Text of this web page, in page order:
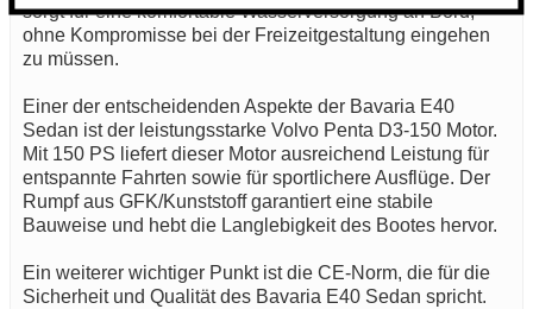
sorgt für eine komfortable Wasserversorgung an Bord,
ohne Kompromisse bei der Freizeitgestaltung eingehen
zu müssen.
Einer der entscheidenden Aspekte der Bavaria E40
Sedan ist der leistungsstarke Volvo Penta D3-150 Motor.
Mit 150 PS liefert dieser Motor ausreichend Leistung für
entspannte Fahrten sowie für sportlichere Ausflüge. Der
Rumpf aus GFK/Kunststoff garantiert eine stabile
Bauweise und hebt die Langlebigkeit des Bootes hervor.
Ein weiterer wichtiger Punkt ist die CE-Norm, die für die
Sicherheit und Qualität des Bavaria E40 Sedan spricht.